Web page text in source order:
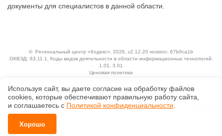
документы для специалистов в данной области.
© Региональный центр «Кодекс» , 2026, v2.12.20 revision: 67b0ca1b
ОКВЭД: 63.11.1, Коды видов деятельности в области информационных технологий:
1.01, 3.01
Ценовая политика
Исключительные авторские и смежные права принадлежат АО «Кодекс».
Положение по обработке и защите персональных данных
Справка о регистрации продуктов АО «Кодекс» в Реестре российского программного
Используя сайт, вы даете согласие на обработку файлов
сооkiеs, которые обеспечивают правильную работу сайта,
и соглашаетесь с Политикой конфиденциальности
Хорошо